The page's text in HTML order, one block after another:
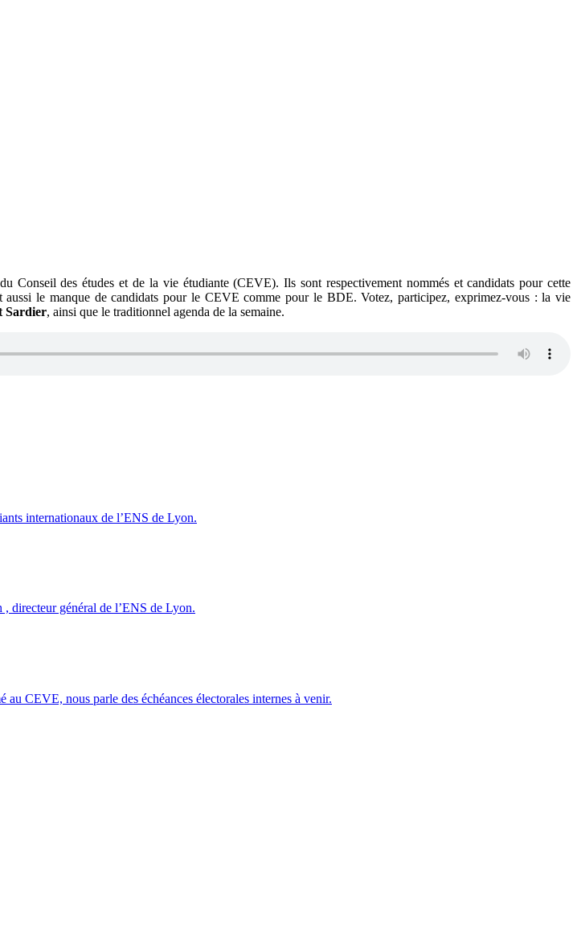
Conseil des études et de la vie étudiante (CEVE). Ils sont respectivement nommés et candidats pour cette
aussi le manque de candidats pour le CEVE comme pour le BDE. Votez, participez, exprimez-vous : la vie
Sardier, ainsi que le traditionnel agenda de la semaine.
internationaux de l’ENS de Lyon.
directeur général de l’ENS de Lyon.
CEVE, nous parle des échéances électorales internes à venir.